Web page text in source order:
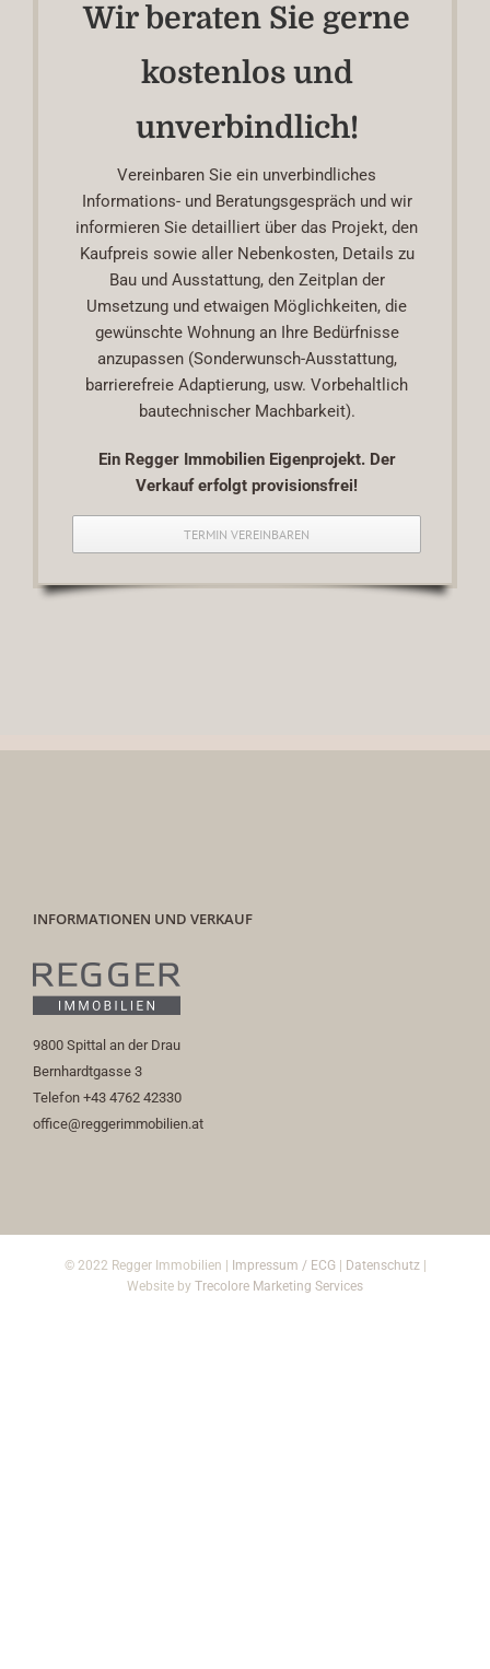
Wir beraten Sie gerne
kostenlos und
unverbindlich!
Vereinbaren Sie ein unverbindliches
Informations- und Beratungsgespräch und wir
informieren Sie detailliert über das Projekt, den
Kaufpreis sowie aller Nebenkosten, Details zu
Bau und Ausstattung, den Zeitplan der
Umsetzung und etwaigen Möglichkeiten, die
gewünschte Wohnung an Ihre Bedürfnisse
anzupassen (Sonderwunsch-Ausstattung,
barrierefreie Adaptierung, usw. Vorbehaltlich
bautechnischer Machbarkeit).
Ein Regger Immobilien Eigenprojekt. Der
Verkauf erfolgt provisionsfrei!
TERMIN VEREINBAREN
INFORMATIONEN UND VERKAUF
9800 Spittal an der Drau
Bernhardtgasse 3
Telefon +43 4762 42330
office@reggerimmobilien.at
© 2022 Regger Immobilien | Impressum / ECG| Datenschutz|
Website by Trecolore Marketing Services